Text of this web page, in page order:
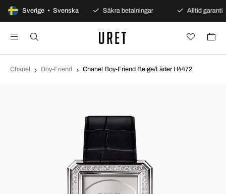
Sverige • Svenska
100 dagars öppet köp Säkra betalningar Alltid garanti
Chanel Boy-Friend Chanel Boy-Friend Beige/Läder H4472